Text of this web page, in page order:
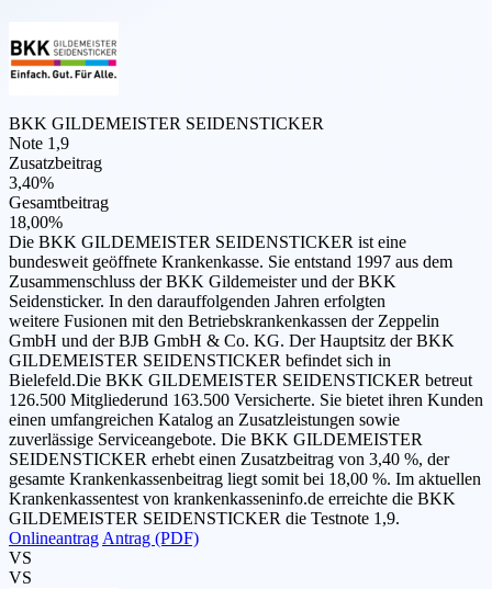
BKK GILDEMEISTER SEIDENSTICKER
Note 1,9
Zusatzbeitrag
3,40%
Gesamtbeitrag
18,00%
Die BKK GILDEMEISTER SEIDENSTICKER ist eine
bundesweit geöffnete Krankenkasse. Sie entstand 1997 aus dem
Zusammenschluss der BKK Gildemeister und der BKK
Seidensticker. In den darauffolgenden Jahren erfolgten
weitere Fusionen mit den Betriebskrankenkassen der Zeppelin
GmbH und der BJB GmbH & Co. KG. Der Hauptsitz der BKK
GILDEMEISTER SEIDENSTICKER befindet sich in
Bielefeld.Die BKK GILDEMEISTER SEIDENSTICKER betreut
126.500 Mitgliederund 163.500 Versicherte. Sie bietet ihren Kunden
einen umfangreichen Katalog an Zusatzleistungen sowie
zuverlässige Serviceangebote. Die BKK GILDEMEISTER
SEIDENSTICKER erhebt einen Zusatzbeitrag von 3,40 %, der
gesamte Krankenkassenbeitrag liegt somit bei 18,00 %. Im aktuellen
Krankenkassentest von krankenkasseninfo.de erreichte die BKK
GILDEMEISTER SEIDENSTICKER die Testnote 1,9.
Onlineantrag Antrag (PDF)
VS
VS